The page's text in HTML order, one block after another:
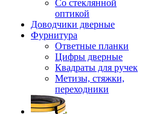
Со стеклянной
оптикой
Доводчики дверные
Фурнитура
Ответные планки
Цифры дверные
Квадраты для ручек
Метизы, стяжки,
переходники